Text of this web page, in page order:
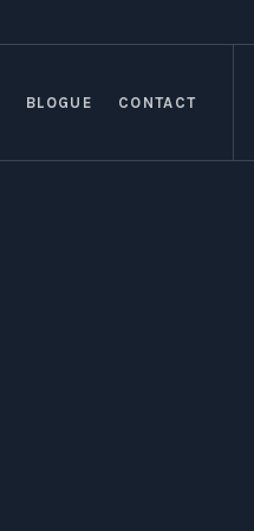
BLOGUE CONTACT